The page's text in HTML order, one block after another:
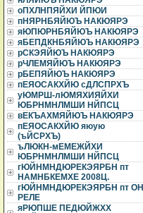
оПХЛНПЯЙХИ ЙПЮИ
пНЯРНБЯЙЮЪ НАКЮЯРЭ
яЮПЮРНБЯЙЮЪ НАКЮЯРЭ
яБЕПДКНБЯЙЮЪ НАКЮЯРЭ
рСКЭЯЙЮЪ НАКЮЯРЭ
рЧЛЕМЯЙЮЪ НАКЮЯРЭ
рБЕПЯЙЮЪ НАКЮЯРЭ
пЕЯОСАКХЙЮ сДЛСПРХЪ
уЮМРШ-лЮМЯХИЯЙХИ
ЮБРНМНЛМШИ НЙПСЦ
вЕКЪАХМЯЙЮЪ НАКЮЯРЭ
пЕЯОСАКХЙЮ яюую
(ъЙСРХЪ)
ъЛЮКН-мЕМЕЖЙХИ
ЮБРНМНЛМШИ НЙПСЦ
гЮЙНМНДЮРЕКЭЯРБН пт
НАМНБКЕМХЕ 2008Ц.
гЮЙНМНДЮРЕКЭЯРБН пт ОН
РЕЛЕ
яРЮПШЕ ПЕДЮЙЖХХ